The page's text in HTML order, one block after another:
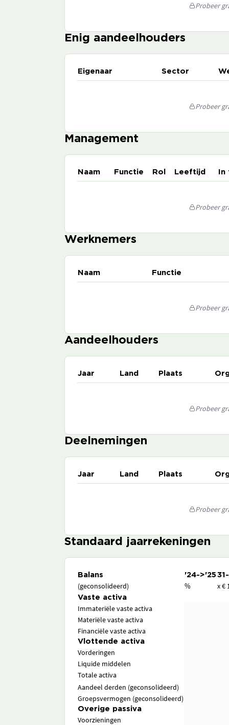
Probeer
Enig aandeelhouders
Eigenaar Sector
Probeer
Management
Naam Functie Rol Leeftijd
Probeer
Werknemers
Naam Functie
Probeer
Aandeelhouders
Jaar Land Plaats
Probeer
Deelnemingen
Jaar Land Plaats
Probeer
Standaard jaarrekeningen
Balans '24->'25
(geconsolideerd) % x €
Vaste activa
Immateriële vaste activa
Materiële vaste activa
Financiële vaste activa
Vlottende activa
Vorderingen
Liquide middelen
Totale activa
Aandeel derden (geconsolideerd)
Groepsvermogen (geconsolideerd)
Overige passiva
Voorzieningen